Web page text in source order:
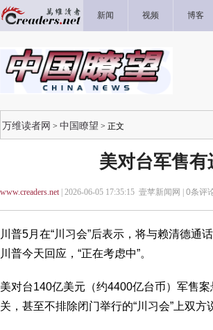
新闻 视频 博客
万维读者网 > 中国瞭望 > 正文
美对台军售
www.creaders.net| 2026-06-05 17:35:15 壹苹新闻网 | 0条评
川普5月在“川习会”后表示，将与赖清德通
川普今天回应，“正在考虑中”。
美对台140亿美元（约4400亿台币）军售
关，甚至不排除闭门举行的“川习会”上双